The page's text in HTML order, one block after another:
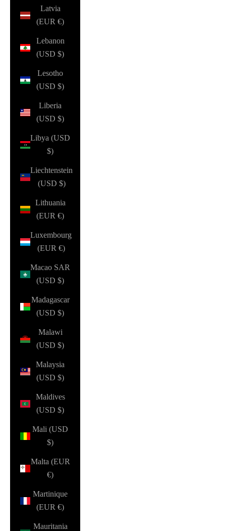
Latvia
(EUR €)
Lebanon
(USD $)
Lesotho
(USD $)
Liberia
(USD $)
Libya (USD
$)
Liechtenstein
(USD $)
Lithuania
(EUR €)
Luxembourg
(EUR €)
Macao SAR
(USD $)
Madagascar
(USD $)
Malawi
(USD $)
Malaysia
(USD $)
Maldives
(USD $)
Mali (USD
$)
Malta (EUR
€)
Martinique
(EUR €)
Mauritania